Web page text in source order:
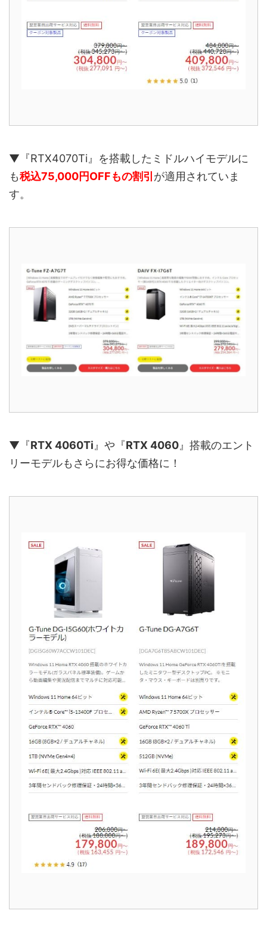
▼『RTX4070Ti』を搭載したミドルハイモデルに
も税込75,000円OFFもの割引 が適用されていま
す。
▼『RTX 4060Ti』や『RTX 4060』搭載のエント
リーモデルもさらにお得な価格に！